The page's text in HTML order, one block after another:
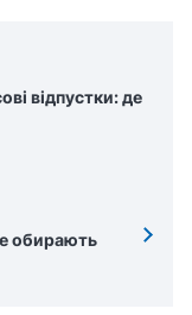
відпустки: де
обирають